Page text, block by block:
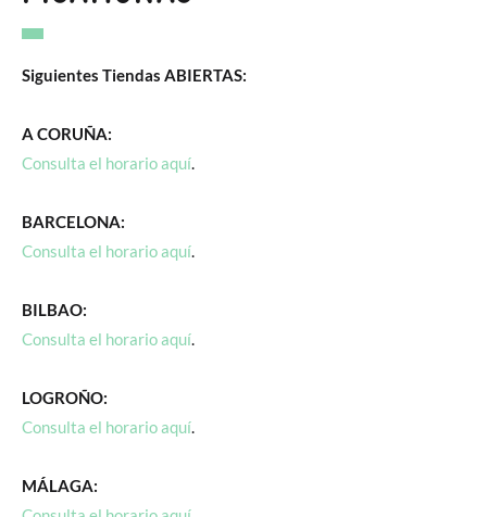
Siguientes Tiendas ABIERTAS:
A CORUÑA:
Consulta el horario aquí.
BARCELONA:
Consulta el horario aquí.
BILBAO:
Consulta el horario aquí.
LOGROÑO:
Consulta el horario aquí.
MÁLAGA: